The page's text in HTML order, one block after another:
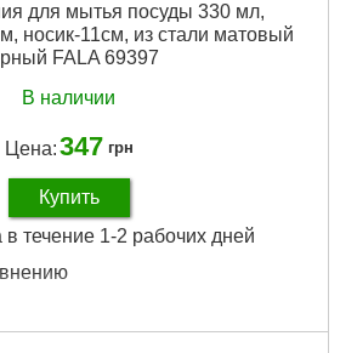
для мытья посуды 330 мл,
носик-11см, из стали матовый
FALA 69397
В наличии
Цена:347 грн
Купить
в течение 1-2 рабочих дней